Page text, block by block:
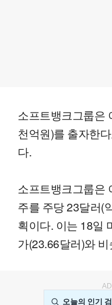
소프트뱅크그룹은
천억원)를 출자한
다.
소프트뱅크그룹은
주를 주당 23달러(
획이다. 이는 18일
가(23.66달러)와